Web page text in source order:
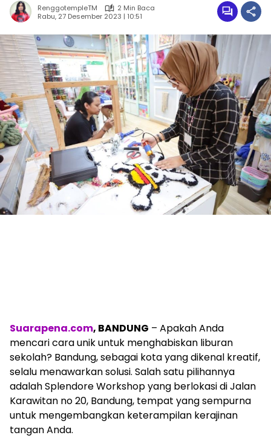
RenggotempleTM
2 Min Baca
Rabu, 27 Desember 2023 | 10:51
Suarapena.com, BANDUNG – Apakah Anda
mencari cara unik untuk menghabiskan liburan
sekolah? Bandung, sebagai kota yang dikenal kreatif,
selalu menawarkan solusi. Salah satu pilihannya
adalah Splendore Workshop yang berlokasi di Jalan
Karawitan no 20, Bandung, tempat yang sempurna
untuk mengembangkan keterampilan kerajinan
tangan Anda.